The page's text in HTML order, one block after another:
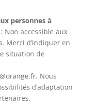
personnes à
Non accessible aux
Merci d’indiquer en
situation de
. Nous
d’adaptation